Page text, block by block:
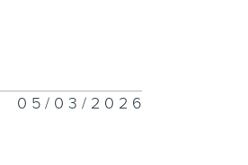
05/03/2026